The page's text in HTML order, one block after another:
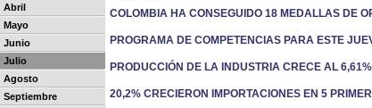
Abril
Mayo
Junio
Julio
Agosto
Septiembre
COLOMBIA HA CONSEGUIDO 18 MEDALLAS DE
PROGRAMA DE COMPETENCIAS PARA ESTE
PRODUCCIÓN DE LA INDUSTRIA CRECE AL 6,61%
20,2% CRECIERON IMPORTACIONES EN 5